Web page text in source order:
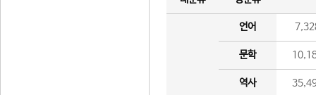
언어
문학
역사